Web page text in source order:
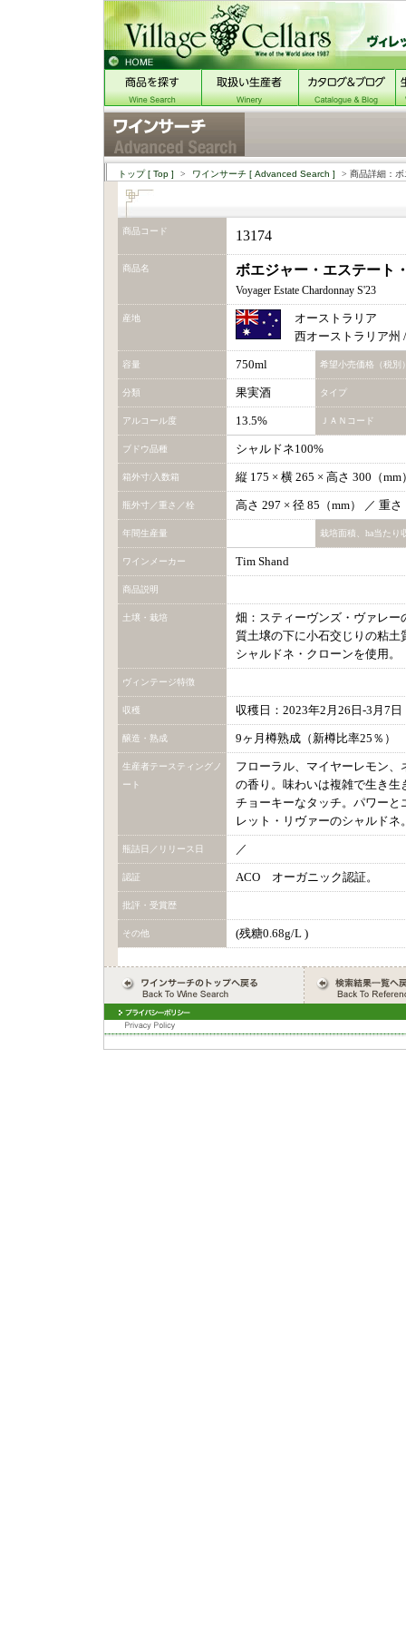
トップ[ Top ] > ワインサーチ [ Advanced Search ] > 商品詳細：
商品コード 13174
商品名 ボエジャー・エステート
Voyager Estate Chardonnay S'23
産地
オーストラリア
西オーストラリア州
容量 750ml 希望小売価格（税別
分類 果実酒 タイプ
アルコール度 13.5% ＪＡＮコード
ブドウ品種 シャルドネ100%
箱外寸/入数箱 縦 175 × 横 265 × 高さ 300（mm
瓶外寸／重さ／栓 高さ 297 × 径 85（mm） ／ 重
年間生産量 栽培面積、ha当たり
ワインメーカー Tim Shand
商品説明
土壌・栽培
畑：スティーヴンズ・ヴァレ
質土壌の下に小石交じりの粘
シャルドネ・クローンを使用。
ヴィンテージ特徴
収穫 収穫日：2023年2月26日-3月7日
醸造・熟成 9ヶ月樽熟成（新樽比率25％）
生産者テースティングノ
ート
フローラル、マイヤーレモン
の香り。味わいは複雑で生き
チョーキーなタッチ。パワー
レット・リヴァーのシャルドネ
瓶詰日／リリース日 ／
認証 ACO オーガニック認証。
批評・受賞歴
その他 (残糖0.68g/L )